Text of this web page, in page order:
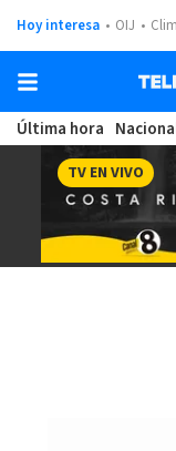
Hoy interesa OIJ
Última hora
TV EN VIVO